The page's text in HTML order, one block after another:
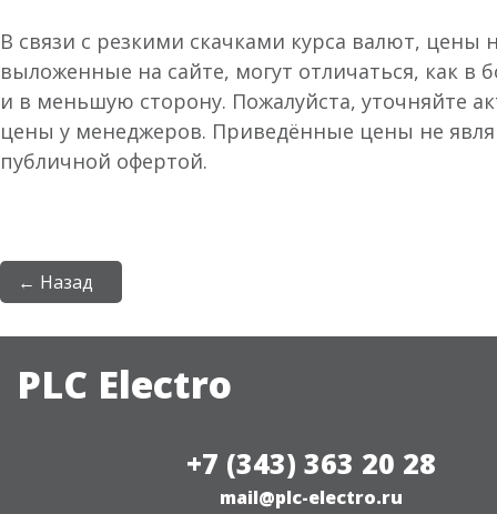
В связи с резкими скачками курса валют, цены
выложенные на сайте, могут отличаться, как в
и в меньшую сторону. Пожалуйста, уточняйте
цены у менеджеров. Приведённые цены не
публичной офертой.
← Назад
PLC Electro
+7 (343) 363 20 28
mail@plc-electro.ru